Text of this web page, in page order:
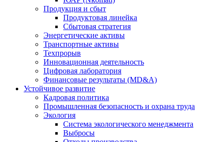
Продукция и сбыт
Продуктовая линейка
Сбытовая стратегия
Энергетические активы
Транспортные активы
Техпрорыв
Инновационная деятельность
Цифровая лаборатория
Финансовые результаты (MD&A)
Устойчивое развитие
Кадровая политика
Промышленная безопасность и охрана труда
Экология
Система экологического менеджмента
Выбросы